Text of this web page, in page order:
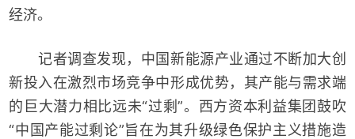
经济。
记者调查发现，中国新能源产业通过不断加大创
新投入在激烈市场竞争中形成优势，其产能与需求端
的巨大潜力相比远未“过剩”。西方资本利益集团鼓吹
“中国产能过剩论”旨在为其升级绿色保护主义措施造